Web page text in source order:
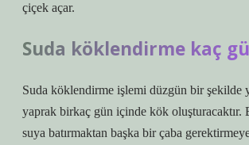
çiçek açar.
Suda köklendirme kaç
Suda köklendirme işlemi düzgün bir şekilde
yaprak birkaç gün içinde kök
suya batırmaktan başka bir çaba